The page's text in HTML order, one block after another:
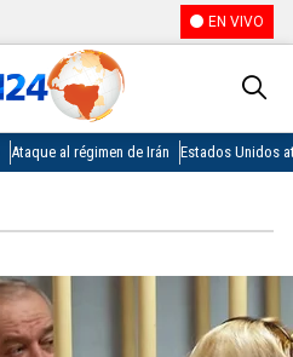
EN VIVO
Ataque al régimen de Irán Estados Unidos